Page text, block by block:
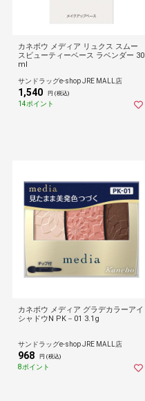
カネボウ メディア リュクス スムー
スビューティーベース ラベンダー 30
ml
サンドラッグe-shop JRE MALL店
1,540 円 (税込)
14ポイント
カネボウ メディア グラデカラーアイ
シャドウN PK－01 3.1g
サンドラッグe-shop JRE MALL店
968 円 (税込)
8ポイント